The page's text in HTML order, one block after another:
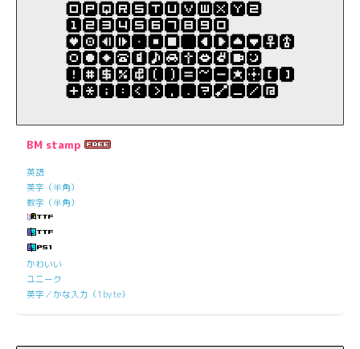
BM stamp
英語
英字（半角）
数字（半角）
かわいい
ユニーク
英字／かな入力（1byte）